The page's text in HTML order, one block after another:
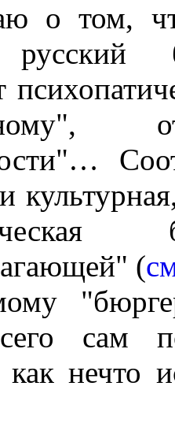
о том,
(
сам
нечто